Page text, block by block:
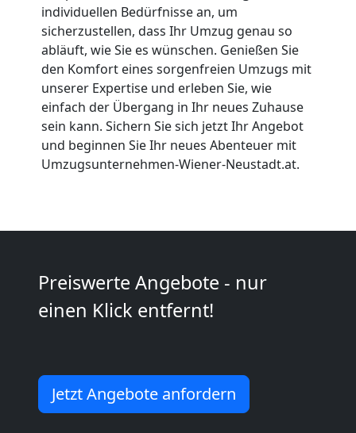
individuellen Bedürfnisse an, um
sicherzustellen, dass Ihr Umzug genau so
abläuft, wie Sie es wünschen. Genießen Sie
den Komfort eines sorgenfreien Umzugs mit
unserer Expertise und erleben Sie, wie
einfach der Übergang in Ihr neues Zuhause
sein kann. Sichern Sie sich jetzt Ihr Angebot
und beginnen Sie Ihr neues Abenteuer mit
Umzugsunternehmen-Wiener-Neustadt.at.
Preiswerte Angebote - nur
einen Klick entfernt!
Jetzt Angebote anfordern
Wiener
Neustadt
Tresortransport
Umzug
Senioren